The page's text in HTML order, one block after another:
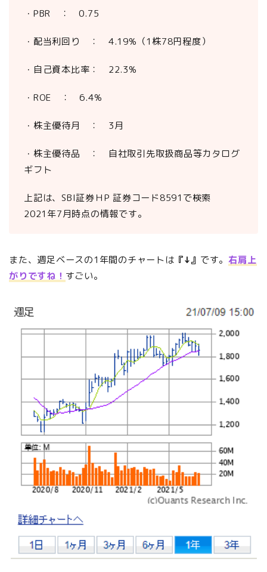
・PBR ： 0.75
・配当利回り ： 4.19%（1株78円程度）
・自己資本比率： 22.3%
・ROE ： 6.4%
・株主優待月 ： 3月
・株主優待品 ： 自社取引先取扱商品等カタログ
ギフト
上記は、SBI証券ＨP 証券コード8591で検索
2021年7月時点の情報です。
また、週足ベースの1年間のチャートは 『↓』 です。右肩上
がりですね！ すごい。